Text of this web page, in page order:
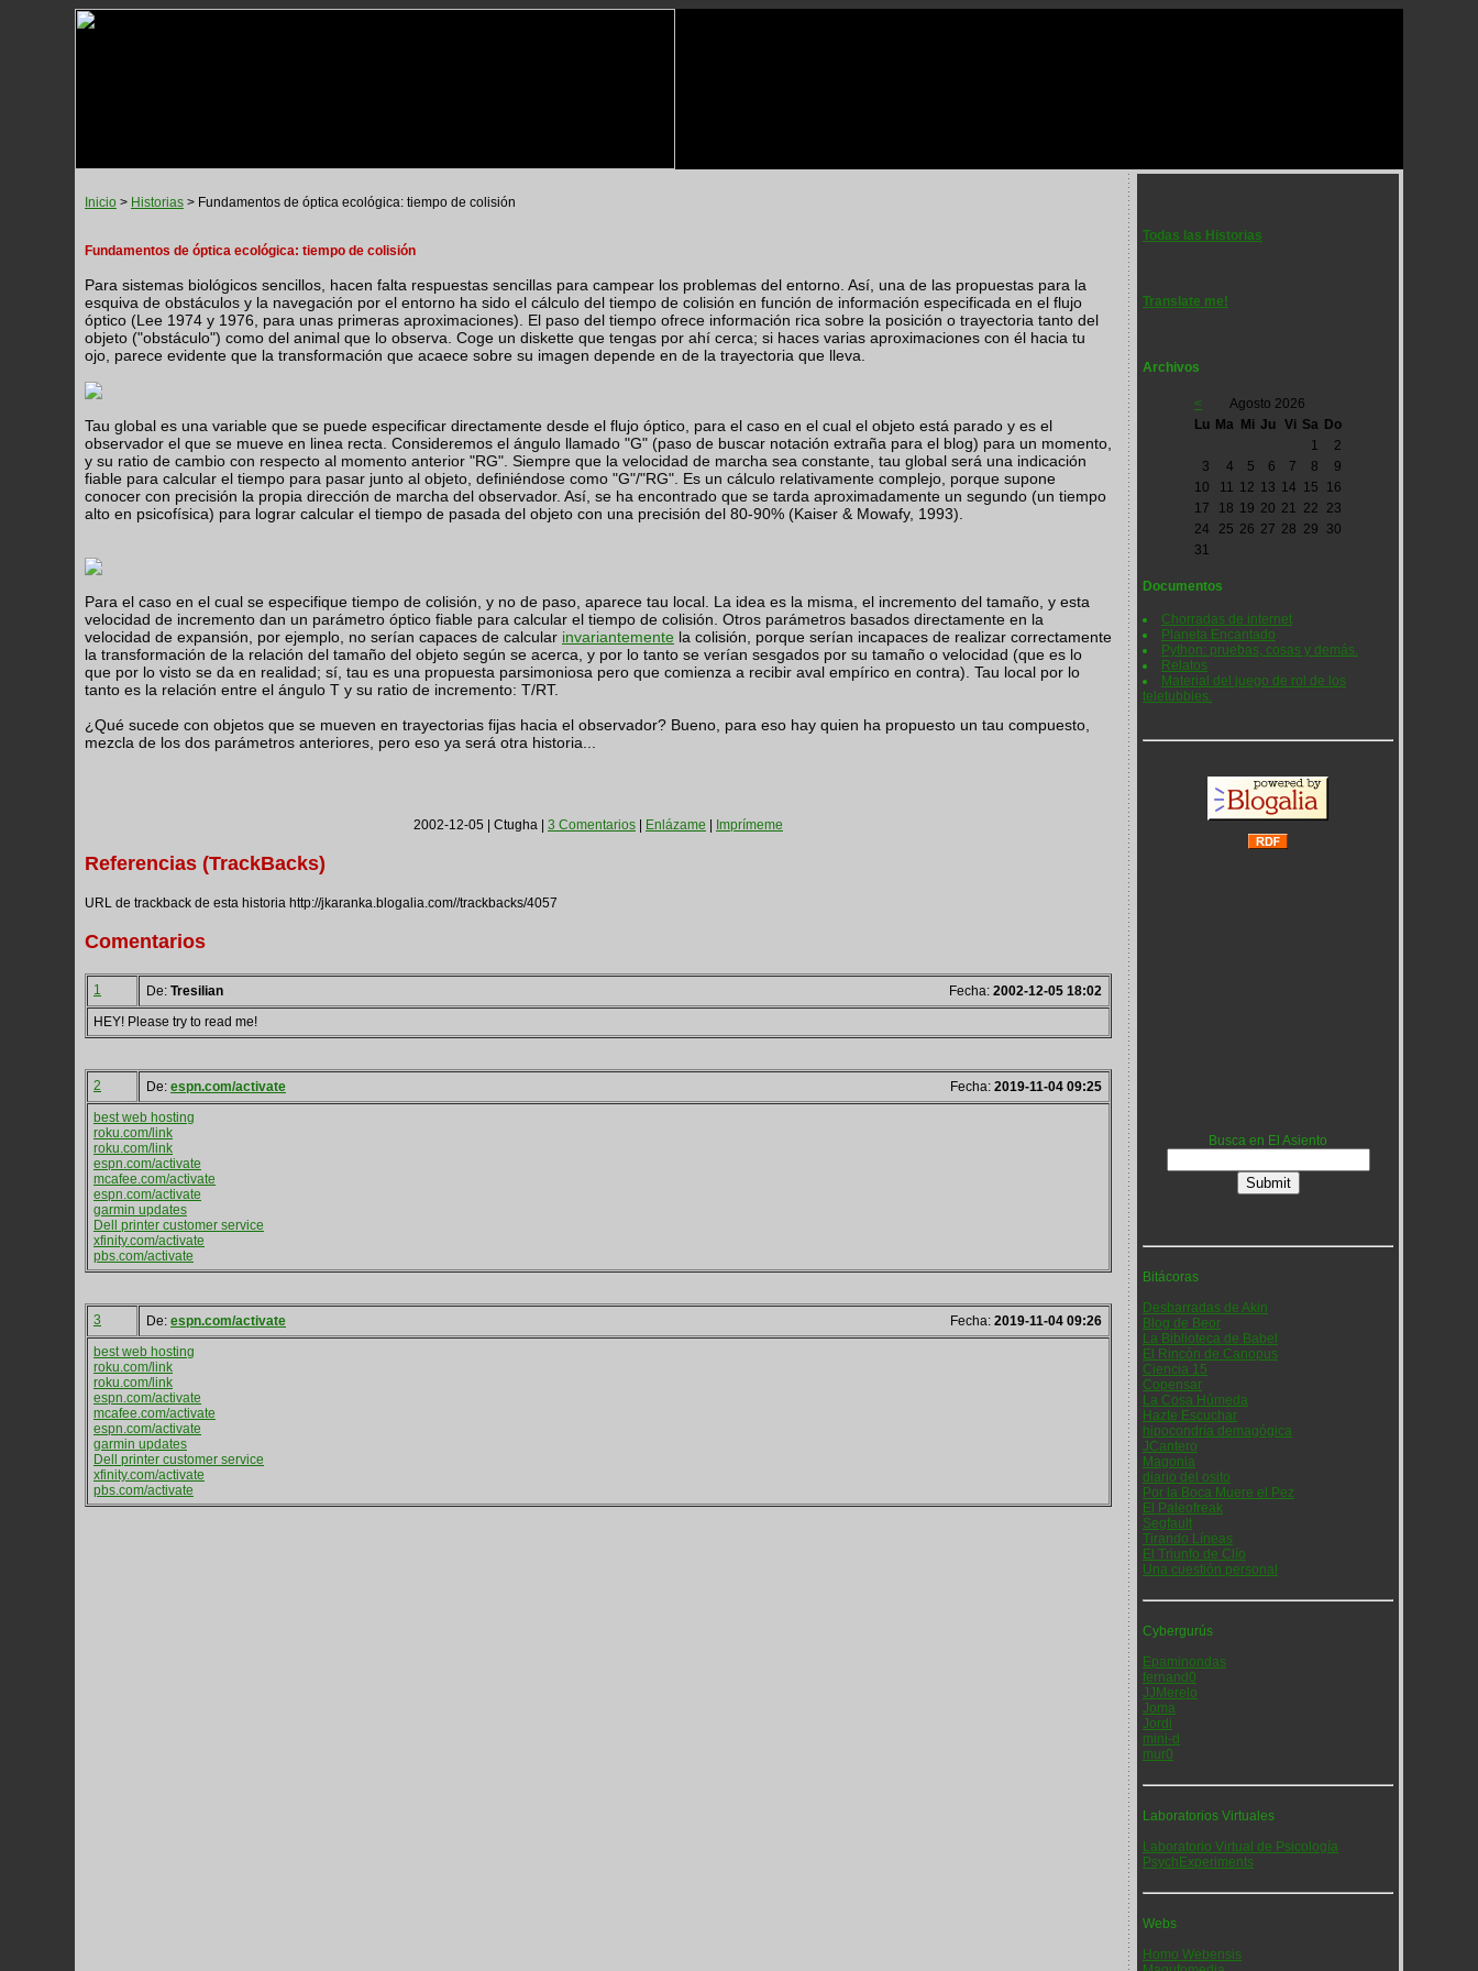
Inicio > Historias > Fundamentos de óptica ecológica: tiempo de colisión
Fundamentos de óptica ecológica: tiempo de colisión
Para sistemas biológicos sencillos, hacen falta respuestas sencillas para campear los problemas del entorno. Así, una de las propuestas para la
esquiva de obstáculos y la navegación por el entorno ha sido el cálculo del tiempo de colisión en función de información especificada en el flujo
óptico (Lee 1974 y 1976, para unas primeras aproximaciones). El paso del tiempo ofrece información rica sobre la posición o trayectoria tanto del
objeto ("obstáculo") como del animal que lo observa. Coge un diskette que tengas por ahí cerca; si haces varias aproximaciones con él hacia tu
ojo, parece evidente que la transformación que acaece sobre su imagen depende en de la trayectoria que lleva.
Tau global es una variable que se puede especificar directamente desde el flujo óptico, para el caso en el cual el objeto está parado y es el
observador el que se mueve en linea recta. Consideremos el ángulo llamado "G" (paso de buscar notación extraña para el blog) para un momento,
y su ratio de cambio con respecto al momento anterior "RG". Siempre que la velocidad de marcha sea constante, tau global será una indicación
fiable para calcular el tiempo para pasar junto al objeto, definiéndose como "G"/"RG". Es un cálculo relativamente complejo, porque supone
conocer con precisión la propia dirección de marcha del observador. Así, se ha encontrado que se tarda aproximadamente un segundo (un tiempo
alto en psicofísica) para lograr calcular el tiempo de pasada del objeto con una precisión del 80-90% (Kaiser & Mowafy, 1993).
Para el caso en el cual se especifique tiempo de colisión, y no de paso, aparece tau local. La idea es la misma, el incremento del tamaño, y esta
velocidad de incremento dan un parámetro óptico fiable para calcular el tiempo de colisión. Otros parámetros basados directamente en la
velocidad de expansión, por ejemplo, no serían capaces de calcular invariantemente la colisión, porque serían incapaces de realizar correctamente
la transformación de la relación del tamaño del objeto según se acerca, y por lo tanto se verían sesgados por su tamaño o velocidad (que es lo
que por lo visto se da en realidad; sí, tau es una propuesta parsimoniosa pero que comienza a recibir aval empírico en contra). Tau local por lo
tanto es la relación entre el ángulo T y su ratio de incremento: T/RT.
¿Qué sucede con objetos que se mueven en trayectorias fijas hacia el observador? Bueno, para eso hay quien ha propuesto un tau compuesto,
mezcla de los dos parámetros anteriores, pero eso ya será otra historia...
2002-12-05 | Ctugha | 3 Comentarios Enlázame Imprímeme
Referencias (TrackBacks)
URL de trackback de esta historia http://jkaranka.blogalia.com//trackbacks/4057
Comentarios
1 De: Tresilian Fecha: 2002-12-05 18:02
HEY! Please try to read me!
2 De: espn.com/activate Fecha: 2019-11-04 09:25
best web hosting
roku.com/link
roku.com/link
espn.com/activate
mcafee.com/activate
espn.com/activate
garmin updates
Dell printer customer service
xfinity.com/activate
pbs.com/activate
3 De: espn.com/activate Fecha: 2019-11-04 09:26
best web hosting
roku.com/link
roku.com/link
espn.com/activate
mcafee.com/activate
espn.com/activate
garmin updates
Dell printer customer service
xfinity.com/activate
pbs.com/activate
Todas las Historias
Translate me!
Archivos
<
Agosto 2026
Lu Ma Mi Ju Vi Sa Do
1
2
3
4 5 6 7 8
9
10
11 12 13 14 15
16
17
18 19 20 21 22
23
24
25 26 27 28 29
30
31
Documentos
Chorradas de internet
Planeta Encantado
Python: pruebas, cosas y demás.
Relatos
Material del juego de rol de los
teletubbies.
Busca en El Asiento
Bitácoras
Desbarradas de Akin
Blog de Beor
La Biblioteca de Babel
El Rincón de Canopus
Ciencia 15
Copensar
La Cosa Húmeda
Hazte Escuchar
hipocondría demagógica
JCantero
Magonia
diario del osito
Por la Boca Muere el Pez
El Paleofreak
Segfault
Tirando Líneas
El Triunfo de Clío
Una cuestión personal
Cybergurús
Epaminondas
fernand0
JJMerelo
Joma
Jordi
mini-d
mur0
Laboratorios Virtuales
Laboratorio Virtual de Psicología
PsychExperiments
Webs
Homo Webensis